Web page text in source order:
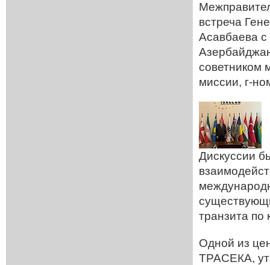
встреча
Асавбаева
советником
миссии, г-
Дискуссии
транзита по
Одной из
ТРАСЕКА,